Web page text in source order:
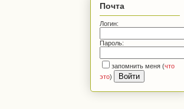
Почта
Логин:
Пароль:
запомнить меня (что
это)